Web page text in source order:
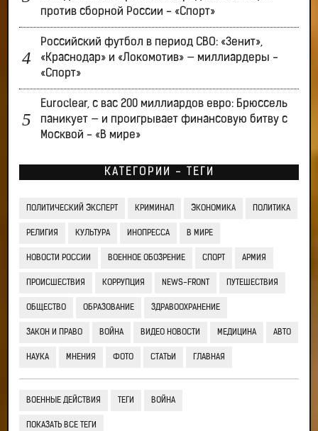
против сборной России - «Спорт»
Российский футбол в период СВО: «Зенит»,
«Краснодар» и «Локомотив» — миллиардеры -
«Спорт»
Euroclear, с вас 200 миллиардов евро: Брюссель
паникует — и проигрывает финансовую битву с
Москвой - «В мире»
КАТЕГОРИИ - ТЕГИ
ПОЛИТИЧЕСКИЙ ЭКСПЕРТ КРИМИНАЛ ЭКОНОМИКА ПОЛИТИКА
РЕЛИГИЯ КУЛЬТУРА ИНОПРЕССА В МИРЕ
НОВОСТИ РОССИИ ВОЕННОЕ ОБОЗРЕНИЕ СПОРТ АРМИЯ
ПРОИСШЕСТВИЯ КОРРУПЦИЯ NEWS-FRONT ПУТЕШЕСТВИЯ
ОБЩЕСТВО ОБРАЗОВАНИЕ ЗДРАВООХРАНЕНИЕ
ЗАКОН И ПРАВО ВОЙНА ВИДЕО НОВОСТИ МЕДИЦИНА АВТО
НАУКА МНЕНИЯ ФОТО СТАТЬИ ГЛАВНАЯ
ВОЕННЫЕ ДЕЙСТВИЯ ТЕГИ ВОЙНА
ПОКАЗАТЬ ВСЕ ТЕГИ